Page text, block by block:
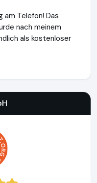
am Telefon! Das
nach meinem
als kostenloser